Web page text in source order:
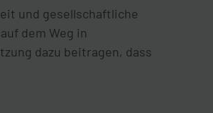
und gesellschaftliche
dem Weg in
dazu beitragen, dass